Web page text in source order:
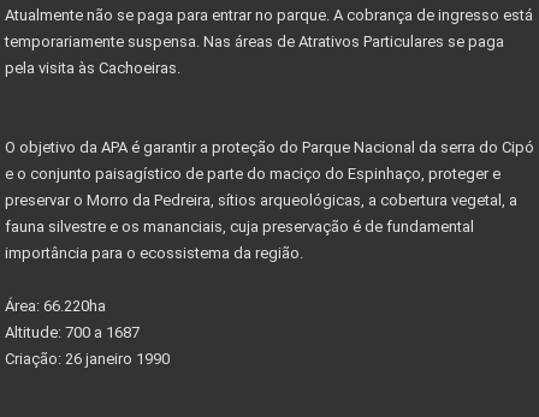
CIRCUITO DE CICLOTURISMO NA SERRA DO CIPÓ
Vetor Norte de BH é a bola da vez do mercado
Listas de documentos para Compra de Imóveis...
Atualmente não se paga para entrar no parque. A cobrança de ingresso está
temporariamente suspensa. Nas áreas de Atrativos Particulares se paga
pela visita às Cachoeiras.
O objetivo da APA é garantir a proteção do Parque Nacional da serra do Cipó
e o conjunto paisagístico de parte do maciço do Espinhaço, proteger e
preservar o Morro da Pedreira, sítios arqueológicas, a cobertura vegetal, a
fauna silvestre e os mananciais, cuja preservação é de fundamental
importância para o ecossistema da região.
Área: 66.220ha
Altitude: 700 a 1687
Criação: 26 janeiro 1990